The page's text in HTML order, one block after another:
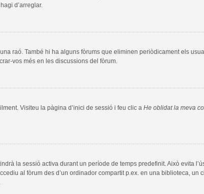
d’arreglar.
raó. També hi ha alguns fòrums que eliminen periòdicament els
vos més en les discussions del fòrum.
Visiteu la pàgina d’inici de sessió i feu clic a He oblidat la meva
la sessió activa durant un període de temps predefinit. Això evita
al fòrum des d’un ordinador compartit p.ex. en una biblioteca,